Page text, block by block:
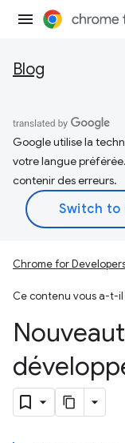
Blog
Google utilise la
votre langue
contenir des erreurs.
Chrome for
Ce contenu vous a-t-il